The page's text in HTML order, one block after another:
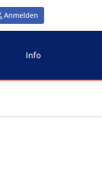
Anmelden
Info